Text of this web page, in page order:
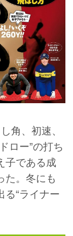
角、初速、
ロー”の打ち
子である成
た。冬にも
る“ライナー